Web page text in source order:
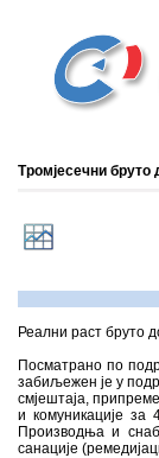
Тромјесечни бруто
Реални раст бруто
Посматрано по
забиљежен је у
смјештаја,
и комуникације за
Производња и
санације